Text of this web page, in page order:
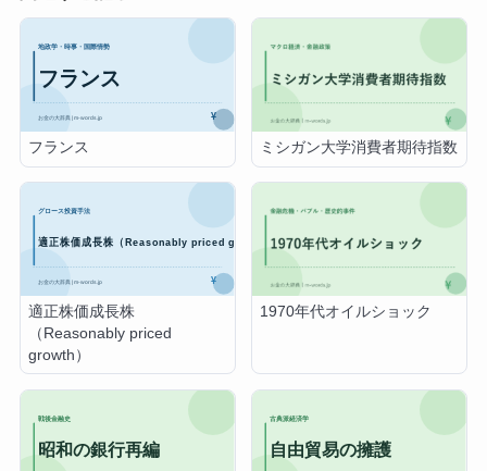
フランス ミシガン大学消費者期待指数
適正株価成長株
（Reasonably priced
growth）
1970年代オイルショック